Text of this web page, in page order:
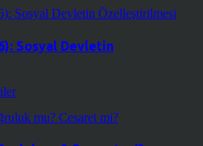
Sosyal Devletin